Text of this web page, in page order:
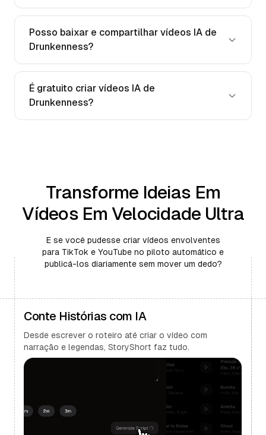
Posso baixar e compartilhar vídeos IA de
Drunkenness?
É gratuito criar vídeos IA de
Drunkenness?
Transforme Ideias Em
Vídeos Em Velocidade Ultra
E se você pudesse criar vídeos envolventes
para TikTok e YouTube no piloto automático e
publicá-los diariamente sem mover um dedo?
Conte Histórias com IA
Desde escrever o roteiro até criar o vídeo com
narração e legendas, StoryShort faz tudo.